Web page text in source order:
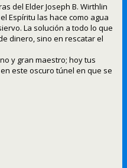
del Elder Joseph B. Wirthlin
Espíritu las hace como agua
La solución a todo lo que
dinero, sino en rescatar el
y gran maestro; hoy tus
este oscuro túnel en que se